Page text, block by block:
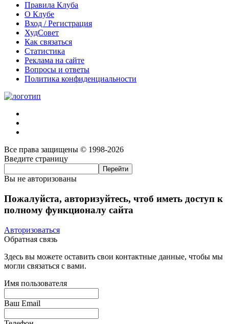
Правила Клуба
О Клубе
Вход / Регистрация
ХудСовет
Как связаться
Статистика
Реклама на сайте
Вопросы и ответы
Политика конфиденциальности
Все права защищены © 1998-2026
Введите страницу
Вы не авторизованы
Пожалуйста, авторизуйтесь, чтоб иметь доступ к
полному функционалу сайта
Авторизоваться
Обратная связь
Здесь вы можете оставить свои контактные данные, чтобы мы
могли связаться с вами.
Имя пользователя
Ваш Email